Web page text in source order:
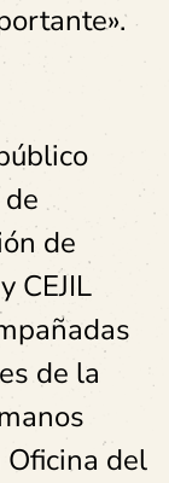
de
CEJIL
de la
Oficina del